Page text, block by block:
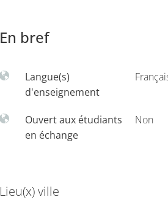
En bref
Langue(s)
d'enseignement
Ouvert aux étudiants
en échange
Non
Lieu(x) ville